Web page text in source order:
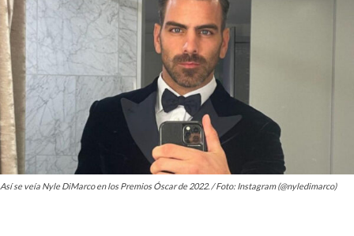
Así se veía Nyle DiMarco en los Premios Óscar de 2022. / Foto: Instagram (@nyledimarco)